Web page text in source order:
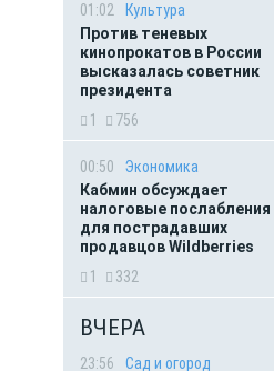
01:02
Культура
Против теневых
кинопрокатов в России
высказалась советник
президента
1
756
00:50
Экономика
Кабмин обсуждает
налоговые послабления
для пострадавших
продавцов Wildberries
1
332
ВЧЕРА
23:56
Сад и огород